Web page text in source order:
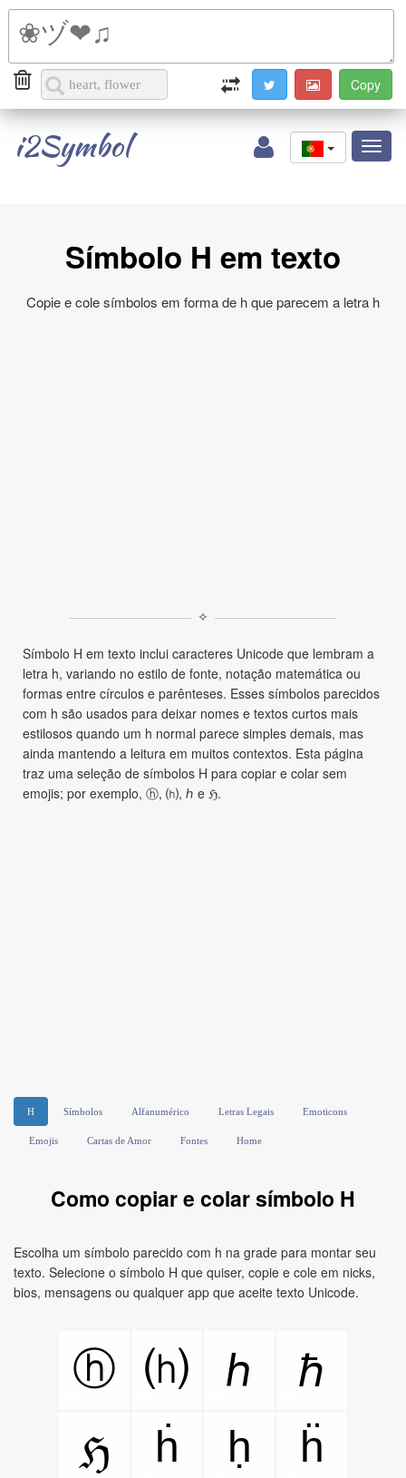
i2Symbol
Símbolo H em texto
Copie e cole símbolos em forma de h que parecem a letra h
✧
Símbolo H em texto inclui caracteres Unicode que lembram a
letra h, variando no estilo de fonte, notação matemática ou
formas entre círculos e parênteses. Esses símbolos parecidos
com h são usados para deixar nomes e textos curtos mais
estilosos quando um h normal parece simples demais, mas
ainda mantendo a leitura em muitos contextos. Esta página
traz uma seleção de símbolos H para copiar e colar sem
emojis; por exemplo, ⓗ, ⒣, ℎ e ℌ.
H Símbolos Alfanumérico Letras Legais Emoticons
Emojis Cartas de Amor Fontes Home
Como copiar e colar símbolo H
Escolha um símbolo parecido com h na grade para montar seu
texto. Selecione o símbolo H que quiser, copie e cole em nicks,
bios, mensagens ou qualquer app que aceite texto Unicode.
ⓗ ⒣ ℎ
ℏ
ℌ
ḣ ḥ
ḧ